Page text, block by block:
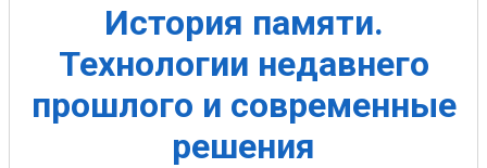
История памяти.
Технологии недавнего
прошлого и современные
решения